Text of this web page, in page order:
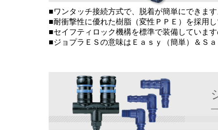
■ワンタッチ接続方式で、脱着が簡単にできま
■耐衝撃性に優れた樹脂（変性ＰＰＥ）を採用
■セイフティロック機構を標準で装備していま
■ジョプラＥＳの意味はＥａｓｙ（簡単）＆Ｓ